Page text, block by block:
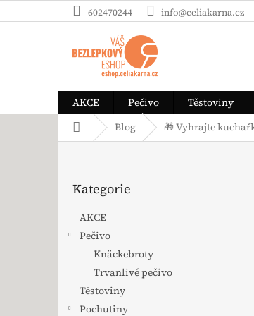
602470244 info@celiakarna.cz
AKCE Pečivo Těstoviny
Domů Blog 🎁 Vyhrajte
Kategorie
AKCE
Pečivo
Knäckebroty
Trvanlivé pečivo
Těstoviny
Pochutiny